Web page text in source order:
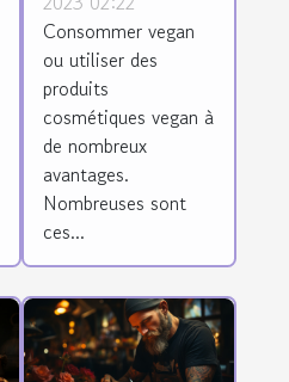
cosmétiques
vegan ?
Consommer vegan
ou utiliser des
produits
cosmétiques vegan à
de nombreux
avantages.
Nombreuses sont
ces...